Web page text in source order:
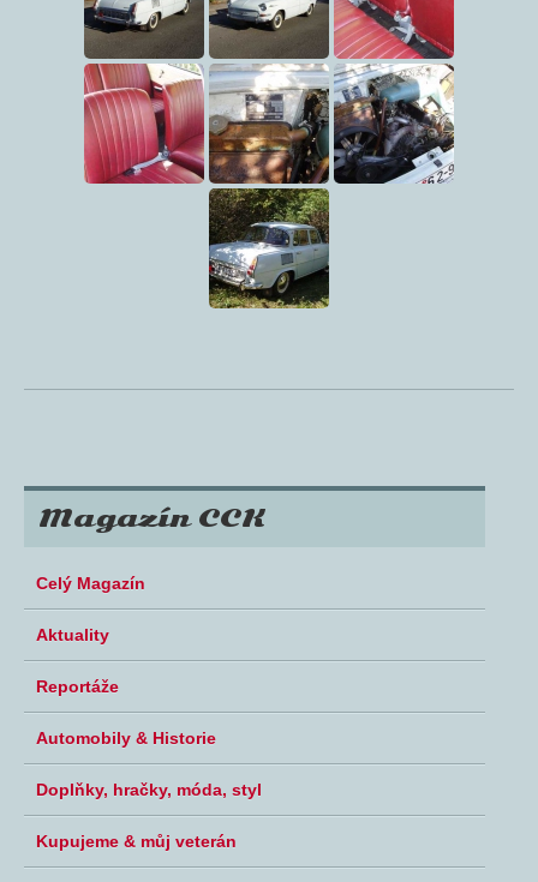
Magazín CCK
Celý Magazín
Aktuality
Reportáže
Automobily & Historie
Doplňky, hračky, móda, styl
Kupujeme & můj veterán